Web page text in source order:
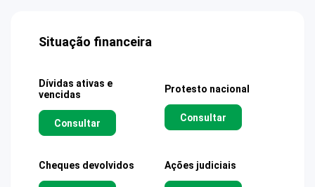
Situação financeira
Dívidas ativas e
vencidas
Consultar
Protesto nacional
Consultar
Cheques devolvidos Ações judiciais